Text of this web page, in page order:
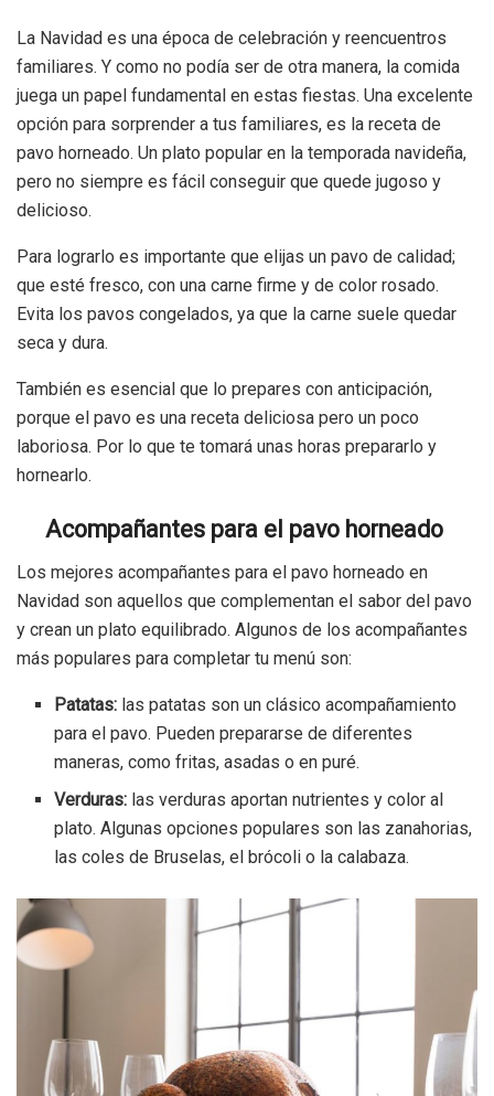
La Navidad es una época de celebración y reencuentros
familiares. Y como no podía ser de otra manera, la comida
juega un papel fundamental en estas fiestas. Una excelente
opción para sorprender a tus familiares, es la receta de
pavo horneado. Un plato popular en la temporada navideña,
pero no siempre es fácil conseguir que quede jugoso y
delicioso.
Para lograrlo es importante que elijas un pavo de calidad;
que esté fresco, con una carne firme y de color rosado.
Evita los pavos congelados, ya que la carne suele quedar
seca y dura.
También es esencial que lo prepares con anticipación,
porque el pavo es una receta deliciosa pero un poco
laboriosa. Por lo que te tomará unas horas prepararlo y
hornearlo.
Acompañantes para el pavo horneado
Los mejores acompañantes para el pavo horneado en
Navidad son aquellos que complementan el sabor del pavo
y crean un plato equilibrado. Algunos de los acompañantes
más populares para completar tu menú son:
Patatas: las patatas son un clásico acompañamiento
para el pavo. Pueden prepararse de diferentes
maneras, como fritas, asadas o en puré.
Verduras: las verduras aportan nutrientes y color al
plato. Algunas opciones populares son las zanahorias,
las coles de Bruselas, el brócoli o la calabaza.